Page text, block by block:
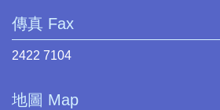
傳真 Fax
2422 7104
地圖 Map